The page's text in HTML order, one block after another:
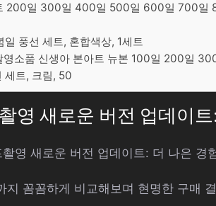
200일 300일 400일 500일 600일 700일
풍선 세트, 혼합색상, 1세트
소품 신생아 본아트 뉴본 100일 200일
세트, 크림, 50
촬영 새로운 버전 업데이
영 새로운 버전 업데이트: 더 나은 경
지 꼼꼼하게 비교해보며 현명한 구매